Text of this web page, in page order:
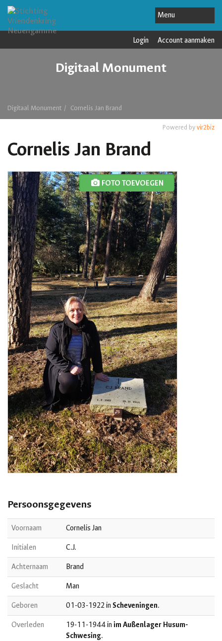
Login Account aanmaken
Digitaal Monument
Digitaal Monument Cornelis Jan Brand
Cornelis Jan Brand
Powered byvir2biz
FOTO TOEVOEGEN
Persoonsgegevens
Voornaam Cornelis Jan
Initialen C.J.
Achternaam Brand
Geslacht Man
Geboren 01-03-1922 in Scheveningen.
Overleden 19-11-1944 in im Außenlager Husum-
Schwesing.